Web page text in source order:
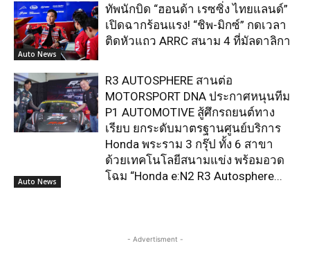
Auto News
ทัพนักบิด “ฮอนด้า เรซซิ่ง ไทยแลนด์”
เปิดฉากร้อนแรง! “ชิพ-มิกซ์” กดเวลา
ติดหัวแถว ARRC สนาม 4 ที่มัลดาลิกา
Auto News
R3 AUTOSPHERE สานต่อ
MOTORSPORT DNA ประกาศหนุนทีม
P1 AUTOMOTIVE สู้ศึกรถยนต์ทาง
เรียบ ยกระดับมาตรฐานศูนย์บริการ
Honda พระราม 3 กรุ๊ป ทั้ง 6 สาขา
ด้วยเทคโนโลยีสนามแข่ง พร้อมอวด
โฉม “Honda e:N2 R3 Autosphere...
- Advertisment -